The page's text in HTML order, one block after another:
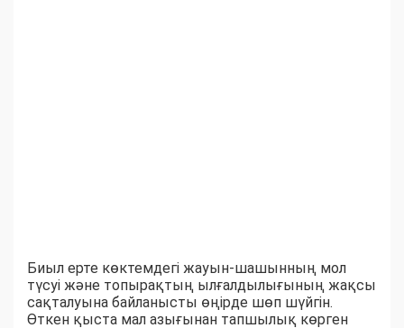
Биыл ерте көктемдегі жауын-шашынның мол
түсуі және топырақтың ылғалдылығының жақсы
сақталуына байланысты өңірде шөп шүйгін.
Өткен қыста мал азығынан тапшылық көрген